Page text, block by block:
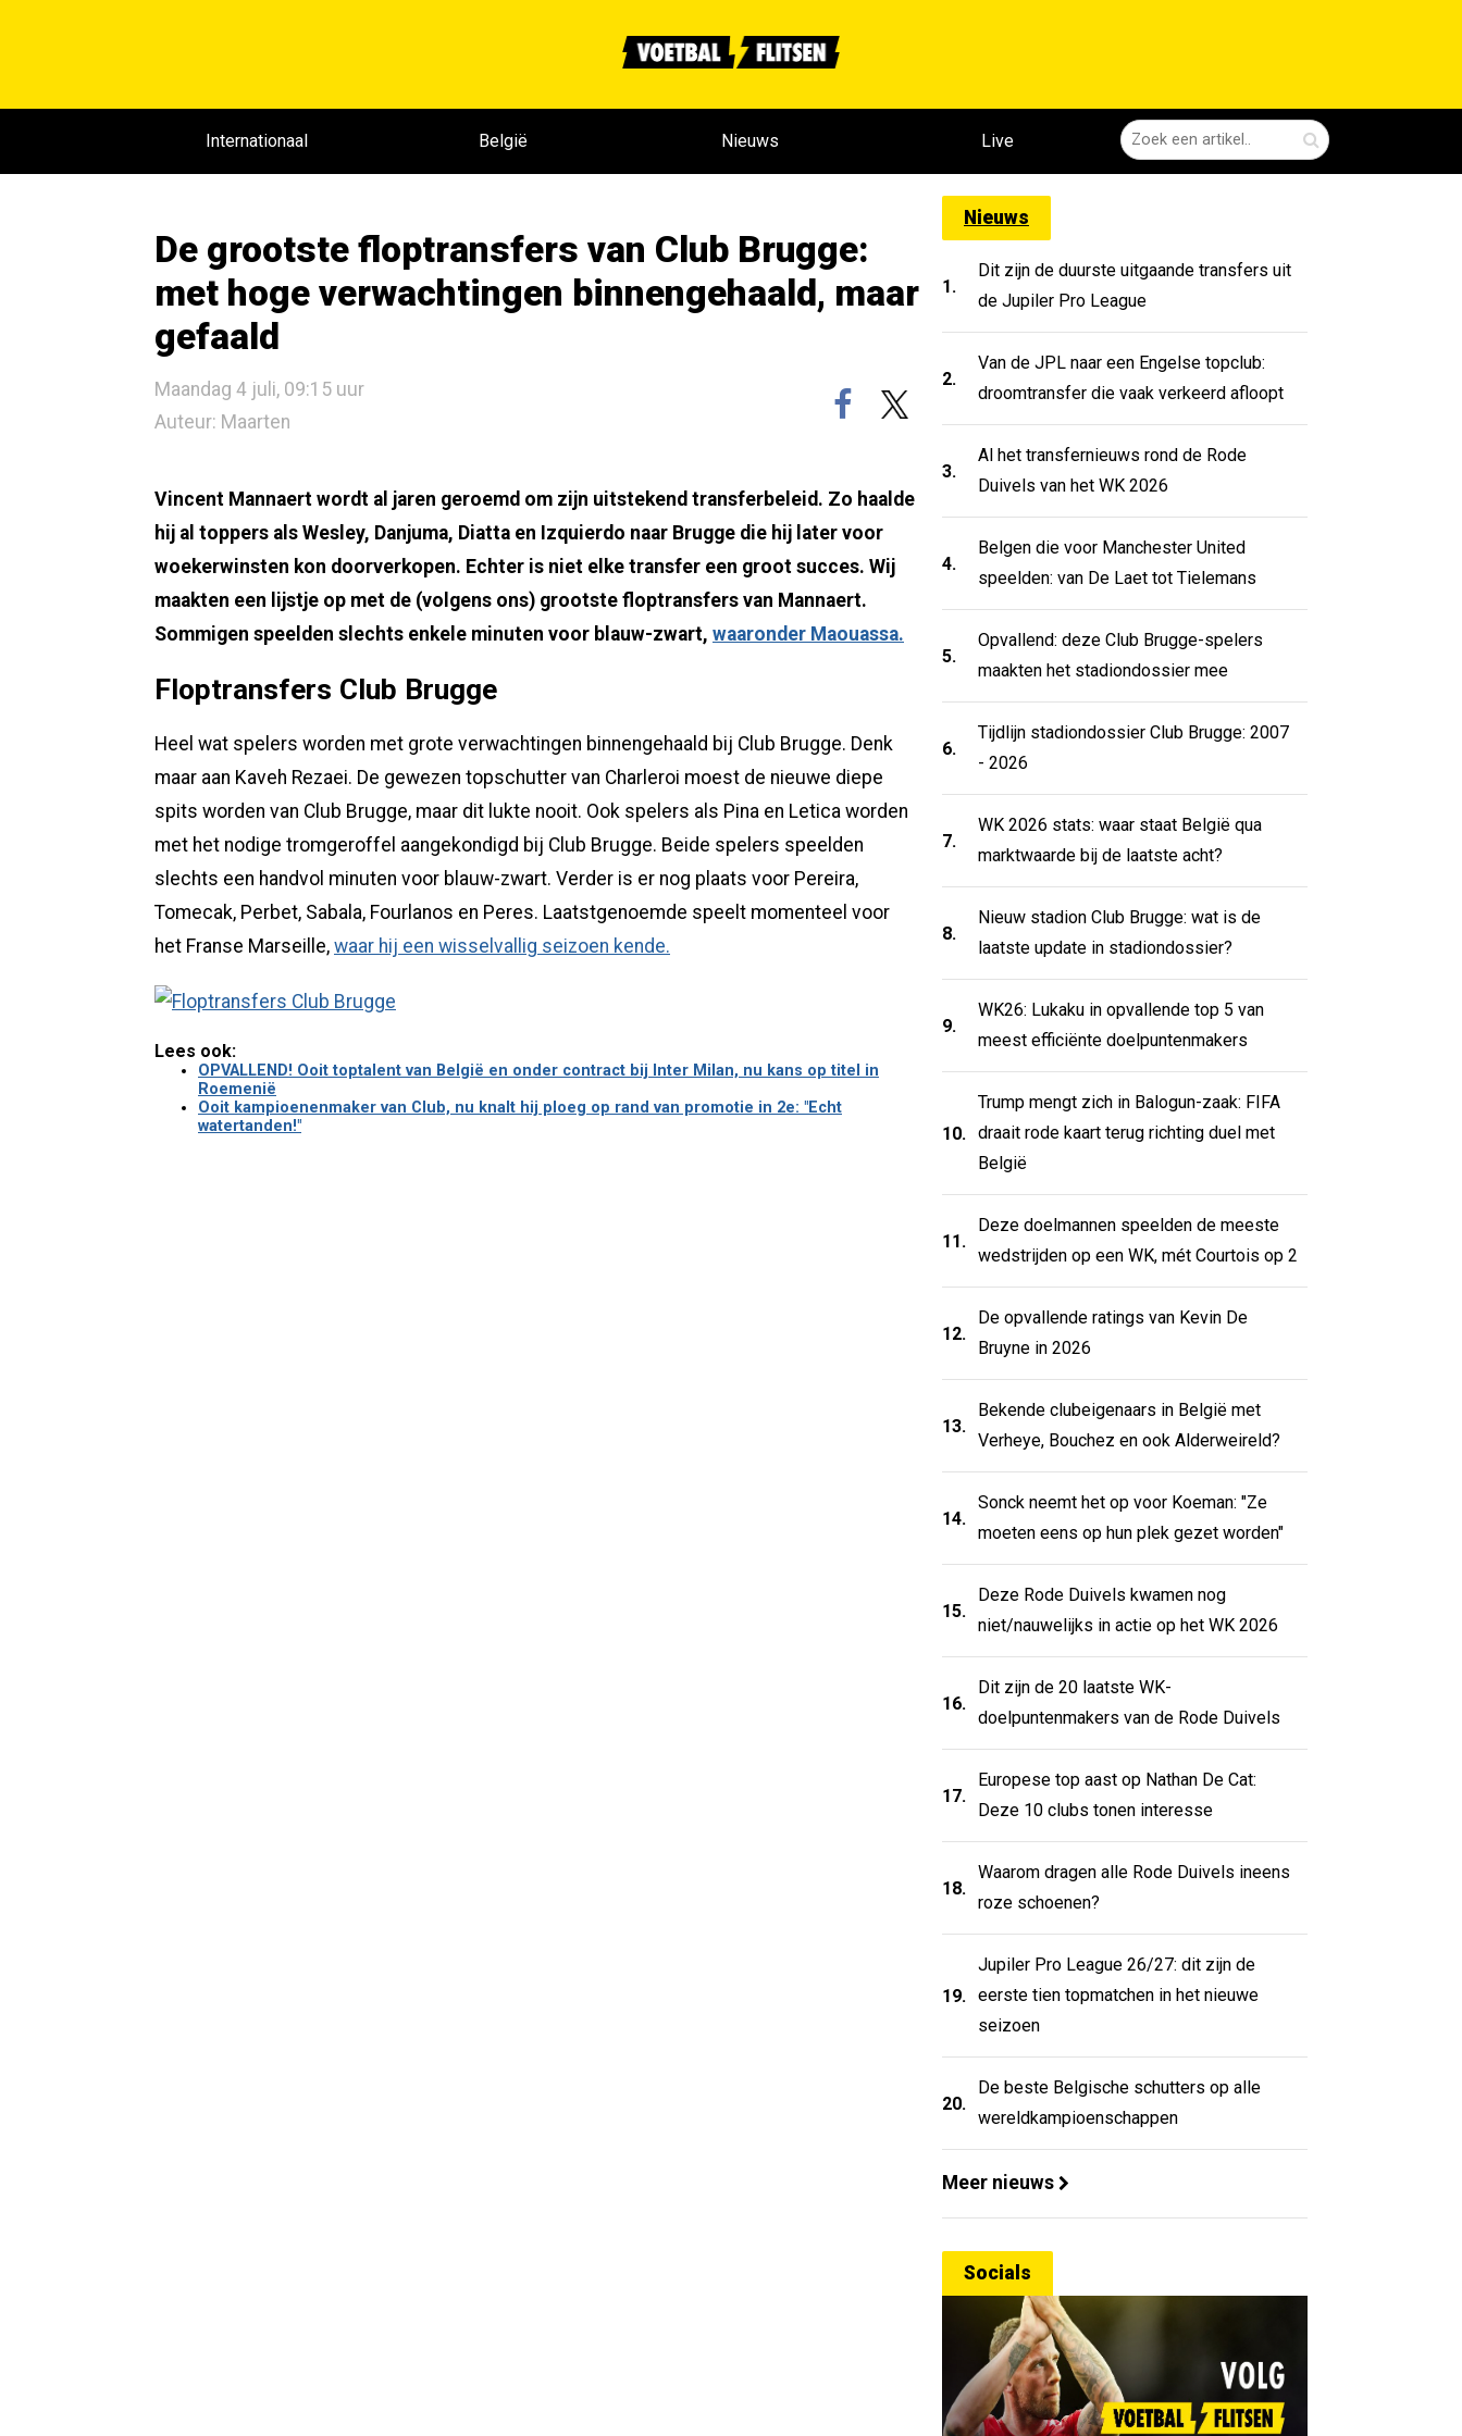
Internationaal België Nieuws Live
De grootste floptransfers van Club Brugge:
met hoge verwachtingen binnengehaald, maar
gefaald
Maandag 4 juli, 09:15 uur
Auteur: Maarten
Vincent Mannaert wordt al jaren geroemd om zijn uitstekend transferbeleid. Zo haalde
hij al toppers als Wesley, Danjuma, Diatta en Izquierdo naar Brugge die hij later voor
woekerwinsten kon doorverkopen. Echter is niet elke transfer een groot succes. Wij
maakten een lijstje op met de (volgens ons) grootste floptransfers van Mannaert.
Sommigen speelden slechts enkele minuten voor blauw-zwart, waaronder Maouassa.
Floptransfers Club Brugge
Heel wat spelers worden met grote verwachtingen binnengehaald bij Club Brugge. Denk
maar aan Kaveh Rezaei. De gewezen topschutter van Charleroi moest de nieuwe diepe
spits worden van Club Brugge, maar dit lukte nooit. Ook spelers als Pina en Letica worden
met het nodige tromgeroffel aangekondigd bij Club Brugge. Beide spelers speelden
slechts een handvol minuten voor blauw-zwart. Verder is er nog plaats voor Pereira,
Tomecak, Perbet, Sabala, Fourlanos en Peres. Laatstgenoemde speelt momenteel voor
het Franse Marseille, waar hij een wisselvallig seizoen kende.
Lees ook:
OPVALLEND! Ooit toptalent van België en onder contract bij Inter Milan, nu kans op titel in
Roemenië
Ooit kampioenenmaker van Club, nu knalt hij ploeg op rand van promotie in 2e: "Echt
watertanden!"
Nieuws
1.
Dit zijn de duurste uitgaande transfers uit
de Jupiler Pro League
2.
Van de JPL naar een Engelse topclub:
droomtransfer die vaak verkeerd afloopt
3.
Al het transfernieuws rond de Rode
Duivels van het WK 2026
4.
Belgen die voor Manchester United
speelden: van De Laet tot Tielemans
5.
Opvallend: deze Club Brugge-spelers
maakten het stadiondossier mee
6.
Tijdlijn stadiondossier Club Brugge: 2007
- 2026
7.
WK 2026 stats: waar staat België qua
marktwaarde bij de laatste acht?
8.
Nieuw stadion Club Brugge: wat is de
laatste update in stadiondossier?
9.
WK26: Lukaku in opvallende top 5 van
meest efficiënte doelpuntenmakers
10.
Trump mengt zich in Balogun-zaak: FIFA
draait rode kaart terug richting duel met
België
11.
Deze doelmannen speelden de meeste
wedstrijden op een WK, mét Courtois op 2
12.
De opvallende ratings van Kevin De
Bruyne in 2026
13.
Bekende clubeigenaars in België met
Verheye, Bouchez en ook Alderweireld?
14.
Sonck neemt het op voor Koeman: "Ze
moeten eens op hun plek gezet worden"
15.
Deze Rode Duivels kwamen nog
niet/nauwelijks in actie op het WK 2026
16.
Dit zijn de 20 laatste WK-
doelpuntenmakers van de Rode Duivels
17.
Europese top aast op Nathan De Cat:
Deze 10 clubs tonen interesse
18.
Waarom dragen alle Rode Duivels ineens
roze schoenen?
19.
Jupiler Pro League 26/27: dit zijn de
eerste tien topmatchen in het nieuwe
seizoen
20.
De beste Belgische schutters op alle
wereldkampioenschappen
Meer nieuws
Socials